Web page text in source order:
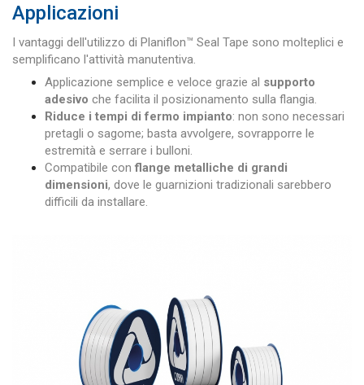
Applicazioni
I vantaggi dell'utilizzo di Planiflon™ Seal Tape sono molteplici e
semplificano l'attività manutentiva.
Applicazione semplice e veloce grazie al supporto
adesivo che facilita il posizionamento sulla flangia.
Riduce i tempi di fermo impianto: non sono necessari
pretagli o sagome; basta avvolgere, sovrapporre le
estremità e serrare i bulloni.
Compatibile conflange metalliche di grandi
dimensioni, dove le guarnizioni tradizionali sarebbero
difficili da installare.